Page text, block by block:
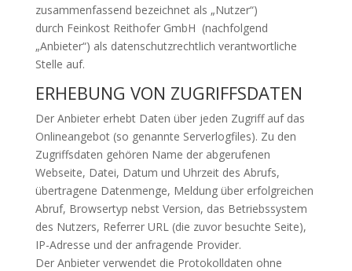
zusammenfassend bezeichnet als „Nutzer“)
durch Feinkost Reithofer GmbH (nachfolgend
„Anbieter“) als datenschutzrechtlich verantwortliche
Stelle auf.
ERHEBUNG VON ZUGRIFFSDATEN
Der Anbieter erhebt Daten über jeden Zugriff auf das
Onlineangebot (so genannte Serverlogfiles). Zu den
Zugriffsdaten gehören Name der abgerufenen
Webseite, Datei, Datum und Uhrzeit des Abrufs,
übertragene Datenmenge, Meldung über erfolgreichen
Abruf, Browsertyp nebst Version, das Betriebssystem
des Nutzers, Referrer URL (die zuvor besuchte Seite),
IP-Adresse und der anfragende Provider.
Der Anbieter verwendet die Protokolldaten ohne